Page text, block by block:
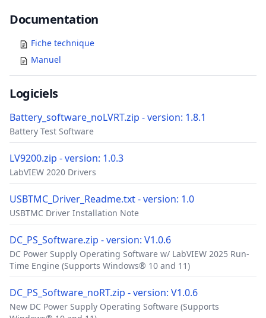
Documents
Documentation
Fiche technique
Manuel
Logiciels
Battery_software_noLVRT.zip - version: 1.8.1
Battery Test Software
LV9200.zip - version: 1.0.3
LabVIEW 2020 Drivers
USBTMC_Driver_Readme.txt - version: 1.0
USBTMC Driver Installation Note
DC_PS_Software.zip - version: V1.0.6
DC Power Supply Operating Software w/ LabVIEW 2025 Run-
Time Engine (Supports Windows® 10 and 11)
DC_PS_Software_noRT.zip - version: V1.0.6
New DC Power Supply Operating Software (Supports